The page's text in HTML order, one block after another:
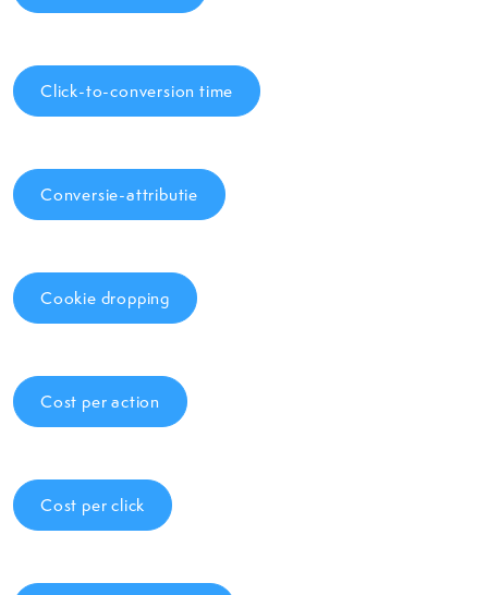
Click-to-conversion time
Conversie-attributie
Cookie dropping
Cost per action
Cost per click